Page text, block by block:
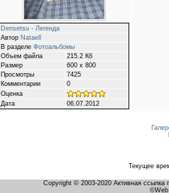
Densetsu - Легенда
Автор Nataell
В разделе Фотоальбомы
Объем файла
215.2 Кб
Размер
600 x 800
Просмотры
7425
Комментарии
0
Оценка
Дата
06.07.2012
Текущее
Copyright © 2003-2020 Активная ссылка